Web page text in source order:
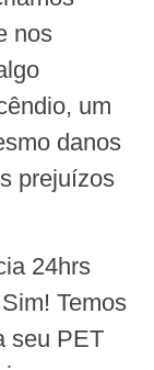
nos
um
danos
prejuízos
24hrs
Temos
seu PET